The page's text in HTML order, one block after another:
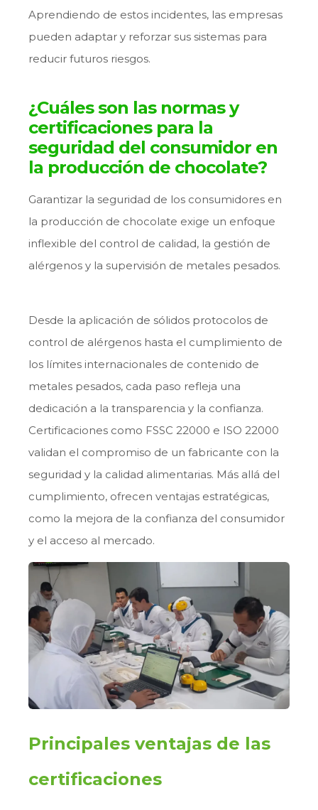
Aprendiendo de estos incidentes, las empresas
pueden adaptar y reforzar sus sistemas para
reducir futuros riesgos.
¿Cuáles son las normas y
certificaciones para la
seguridad del consumidor en
la producción de chocolate?
Garantizar la seguridad de los consumidores en
la producción de chocolate exige un enfoque
inflexible del control de calidad, la gestión de
alérgenos y la supervisión de metales pesados.
Desde la aplicación de sólidos protocolos de
control de alérgenos hasta el cumplimiento de
los límites internacionales de contenido de
metales pesados, cada paso refleja una
dedicación a la transparencia y la confianza.
Certificaciones como FSSC 22000 e ISO 22000
validan el compromiso de un fabricante con la
seguridad y la calidad alimentarias. Más allá del
cumplimiento, ofrecen ventajas estratégicas,
como la mejora de la confianza del consumidor
y el acceso al mercado.
Principales ventajas de las
certificaciones